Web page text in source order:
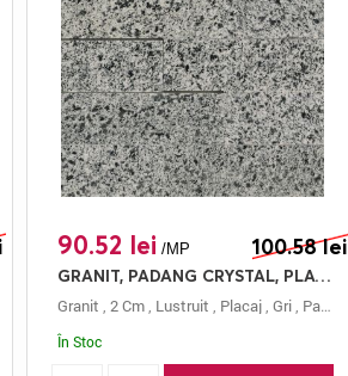
Padang Crystal
90.52 lei /MP 100.58 lei
GRANIT, PADANG CRYSTAL, PLACAJ, 60X10, 2, LUSTRUIT
Granit , 2 Cm, Lustruit , Placaj, Gri, Padang Crystal
În Stoc